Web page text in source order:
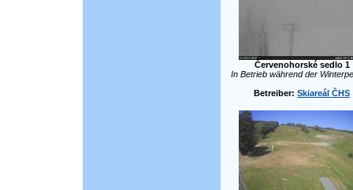
Červenohorské sedlo 1
In Betrieb während der
Betreiber: Skiareál ČHS